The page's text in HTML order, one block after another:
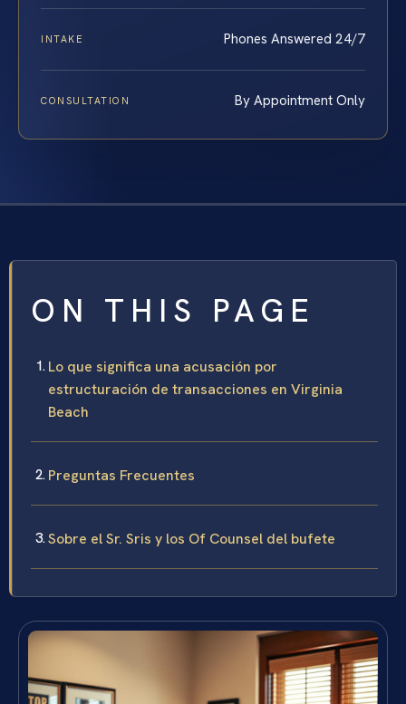
INTAKE Phones Answered 24/7
CONSULTATION By Appointment Only
ON THIS PAGE
Lo que significa una acusación por
estructuración de transacciones en Virginia
Beach
Preguntas Frecuentes
Sobre el Sr. Sris y los Of Counsel del bufete